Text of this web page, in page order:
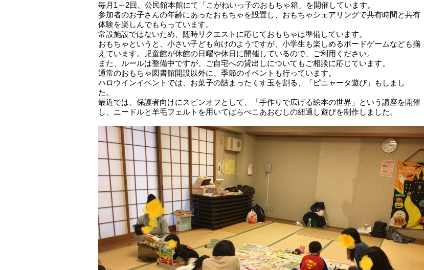
毎月1～2回、公民館本館にて「こがねいっ子のおもちゃ箱」を開催しています。
参加者のお子さんの年齢にあったおもちゃを設置し、おもちゃシェアリングで共有時間と共有
体験を楽しんでもらっています。
常設施設ではないため、随時リクエストに応じておもちゃは準備しています。
おもちゃというと、小さい子ども向けのようですが、小学生も楽しめるボードゲームなども揃
えています。児童館が休館の日曜や休日に開催しているので、ご利用ください。
また、ルールは整備中ですが、ご自宅への貸出しについてもご相談に応じています。
通常のおもちゃ図書館開設以外に、季節のイベントも行っています。
ハロウインイベントでは、お菓子の詰まったくす玉を割る、「ピニャータ遊び」もしまし
た。
最近では、保護者向けにスピンオフとして、「手作りで広げる絵本の世界」という講座を開催
し、ニードルと羊毛フェルトを用いてはらぺこあおむしの紐通し遊びを制作しました。